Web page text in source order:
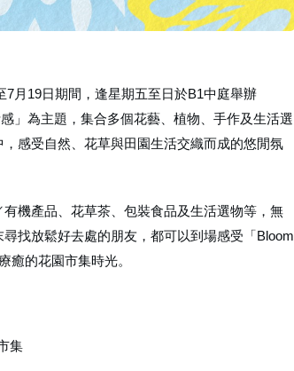
月19日期間，逢星期五至日於B1中庭舉辦
」為主題，集合多個花藝、植物、手作及生活選
感受自然、花草與田園生活交織而成的悠閒氛
機產品、花草茶、包裝食品及生活選物等，無
找放鬆好去處的朋友，都可以到場感受「Bloom
癒的花園市集時光。
集